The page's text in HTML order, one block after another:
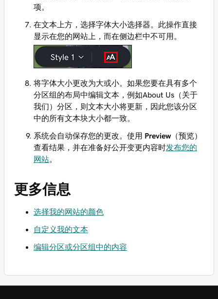
项。
在文本上方，选择字体大小选择器。此操作直接
显示在您的网站上，而在侧边栏中不可用。
将字体大小更改为大或小。如果您要在具有多个
分区组的布局中编辑文本，例如About Us（关于
我们）分区，则文本大小将更新，因此您该分区
中的所有文本块大小都一致。
系统会自动保存您的更改。使用 Preview（预览）
查看结果，并在准备好公开变更内容时发布您的
网站。
更多信息
选择我的网站的颜色
自定义我的文本
编辑分区或分区组中的内容